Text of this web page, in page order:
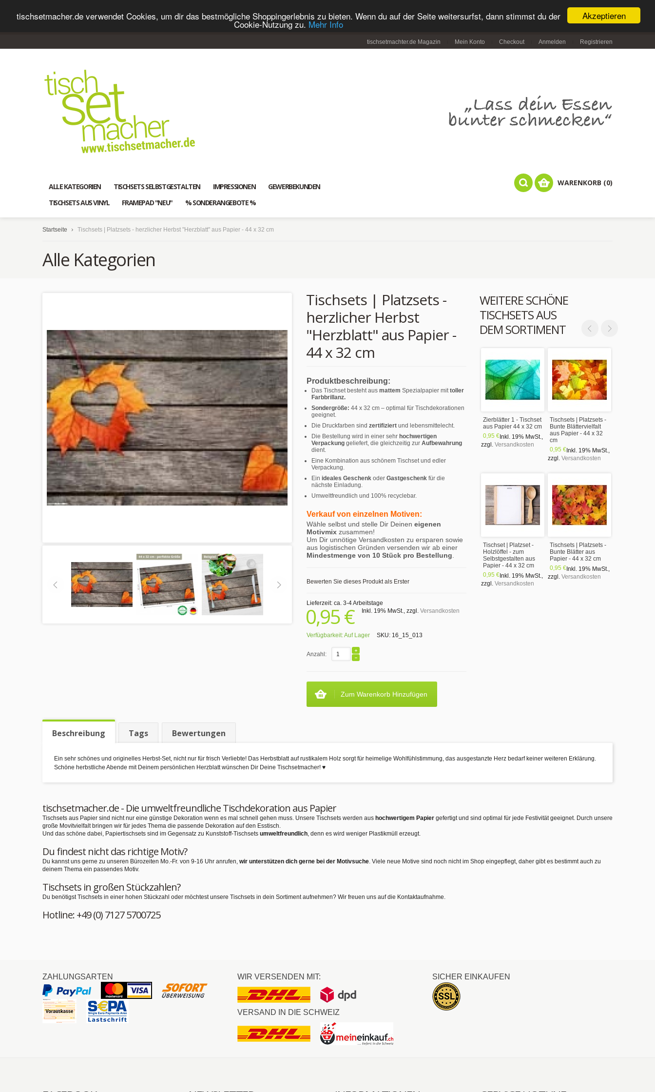
Akzeptieren
tischsetmacher.de verwendet Cookies, um dir das bestmögliche Shoppingerlebnis zu bieten. Wenn du auf der Seite weitersurfst, dann stimmst du der
Cookie-Nutzung zu. Mehr Info
tischsetmachter.de Magazin Mein Konto Checkout Anmelden Registrieren
ALLE KATEGORIEN TISCHSETS SELBSTGESTALTEN IMPRESSIONEN
GEWERBEKUNDEN
TISCHSETS AUS VINYL
FRAMEPAD "NEU" % SONDERANGEBOTE %
WARENKORB (0)
Startseite Tischsets | Platzsets - herzlicher Herbst "Herzblatt" aus Papier - 44 x 32 cm
Alle Kategorien
WEITERE SCHÖNE
TISCHSETS AUS
DEM SORTIMENT
Zierblätter 1 - Tischset
aus Papier 44 x 32 cm
0,95 € Inkl. 19% MwSt.,
zzgl. Versandkosten
Tischsets | Platzsets -
Bunte Blättervielfalt
aus Papier - 44 x 32
cm
0,95 € Inkl. 19% MwSt.,
zzgl. Versandkosten
Tischset | Platzset -
Holzlöffel - zum
Selbstgestalten aus
Papier - 44 x 32 cm
0,95 € Inkl. 19% MwSt.,
zzgl. Versandkosten
Tischsets | Platzsets -
Bunte Blätter aus
Papier - 44 x 32 cm
0,95 € Inkl. 19% MwSt.,
zzgl. Versandkosten
Tischsets | Platzsets -
herzlicher Herbst
"Herzblatt" aus Papier -
44 x 32 cm
Produktbeschreibung:
Das Tischset besteht aus mattem Spezialpapier mittoller
Farbbrillanz.
Sondergröße: 44 x 32 cm – optimal für Tischdekorationen
geeignet.
Die Druckfarben sind zertifiziert und lebensmittelecht.
Die Bestellung wird in einer sehr hochwertigen
Verpackung geliefert, die gleichzeitig zur Aufbewahrung
dient.
Eine Kombination aus schönem Tischset und edler
Verpackung.
Ein ideales Geschenk oder Gastgeschenk für die
nächste Einladung.
Umweltfreundlich und 100% recyclebar.
Verkauf von einzelnen Motiven:
Wähle selbst und stelle Dir Deinen eigenen
Motivmix zusammen!
Um Dir unnötige Versandkosten zu ersparen sowie
aus logistischen Gründen versenden wir ab einer
Mindestmenge von 10 Stück pro Bestellung
Bewerten Sie dieses Produkt als Erster
Lieferzeit: ca. 3-4 Arbeitstage
0,95 € Inkl. 19% MwSt., zzgl. Versandkosten
Verfügbarkeit:Auf Lager SKU: 16_15_013
Anzahl:
Zum Warenkorb Hinzufügen
Beschreibung Tags Bewertungen
Ein sehr schönes und originelles Herbst-Set, nicht nur für frisch Verliebte! Das Herbstblatt auf rustikalem Holz sorgt für heimelige Wohlfühlstimmung, das ausgestanzte Herz bedarf keiner weiteren Erklärung.
Schöne herbstliche Abende mit Deinem persönlichen Herzblatt wünschen Dir Deine Tischsetmacher! ♥
tischsetmacher.de - Die umweltfreundliche Tischdekoration aus Papier
Tischsets aus Papier sind nicht nur eine günstige Dekoration wenn es mal schnell gehen muss. Unsere Tischsets werden aus hochwertigem Papier gefertigt und sind optimal für jede Festivität geeignet. Durch unsere
große Movitvielfalt bringen wir für jedes Thema die passende Dekoration auf den Esstisch.
Und das schöne dabei, Papiertischsets sind im Gegensatz zu Kunststoff-Tischsets umweltfreundlich, denn es wird weniger Plastikmüll erzeugt.
Du findest nicht das richtige Motiv?
Du kannst uns gerne zu unseren Bürozeiten Mo.-Fr. von 9-16 Uhr anrufen, wir unterstützen dich gerne bei der Motivsuche. Viele neue Motive sind noch nicht im Shop eingepflegt, daher gibt es bestimmt auch zu
deinem Thema ein passendes Motiv.
Tischsets in großen Stückzahlen?
Du benötigst Tischsets in einer hohen Stückzahl oder möchtest unsere Tischsets in dein Sortiment aufnehmen? Wir freuen uns auf die Kontaktaufnahme.
Hotline: +49 (0) 7127 5700725
ZAHLUNGSARTEN WIR VERSENDEN MIT:
VERSAND IN DIE SCHWEIZ
SICHER EINKAUFEN